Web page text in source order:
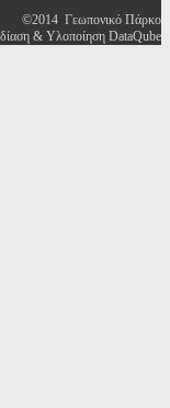
©2014 Γεωπονικό Πάρκο
& Υλοποίηση DataQube